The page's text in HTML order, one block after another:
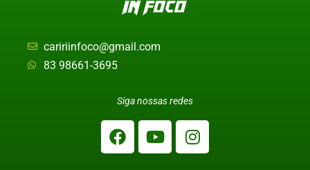
caririinfoco@gmail.com
83 98661-3695
Siga nossas redes